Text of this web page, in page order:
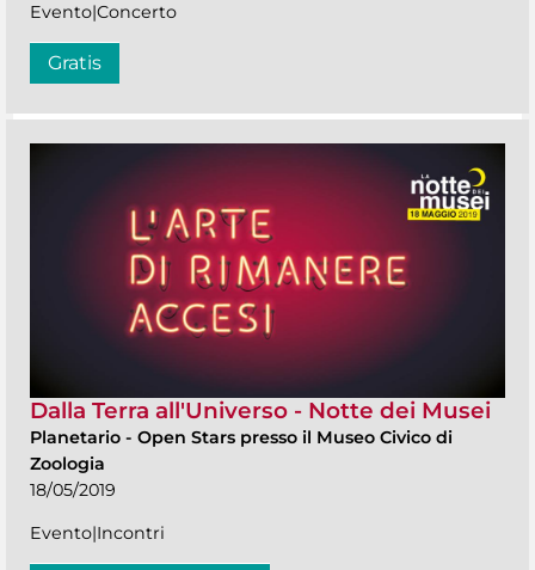
Evento|Concerto
Gratis
Dalla Terra all'Universo - Notte dei Musei
Planetario - Open Stars presso il Museo Civico di
Zoologia
18/05/2019
Evento|Incontri